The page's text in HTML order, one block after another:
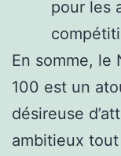
pour les
En somme, le
100 est un
désireuse
ambitieux